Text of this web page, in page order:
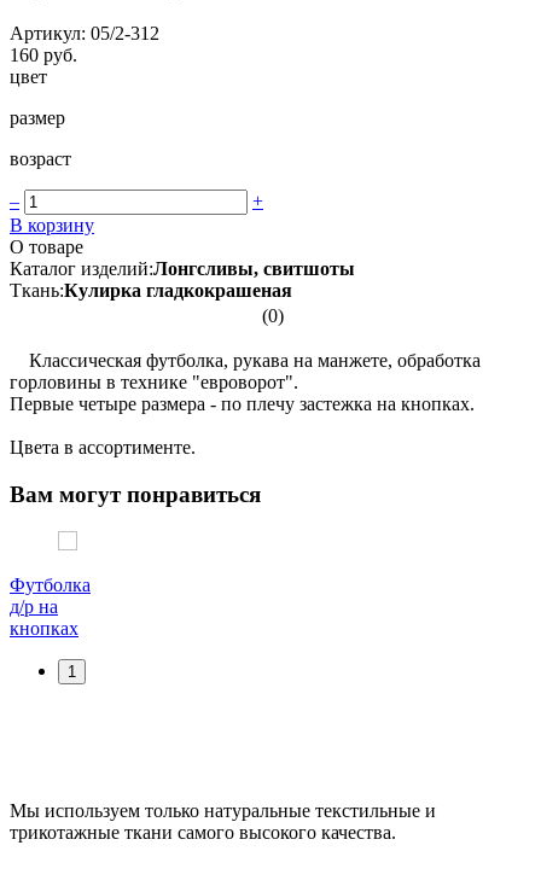
Артикул: 05/2-312
160 руб.
цвет
размер
возраст
–
+
В корзину
О товаре
Каталог изделий:Лонгсливы, свитшоты
Ткань:Кулирка гладкокрашеная
(0)
Классическая футболка, рукава на манжете, обработка
горловины в технике "евроворот".
Первые четыре размера - по плечу застежка на кнопках.
Цвета в ассортименте.
Вам могут понравиться
Футболка
д/р на
кнопках
1
Мы используем только натуральные текстильные и
трикотажные ткани самого высокого качества.